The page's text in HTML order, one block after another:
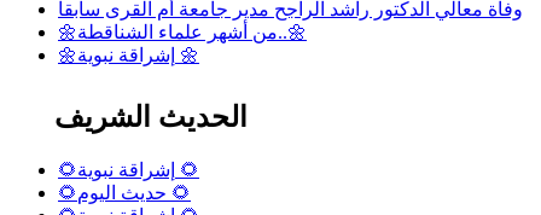
وفاة معالي الدكتور راشد الراجح مدير جامعة أم القرى سابقا
🌼من أشهر علماء الشناقطة..🌼
🌼إشراقة نبوية 🌼
الحديث الشريف
🌻إشراقة نبوية 🌻
🌻حديث اليوم 🌻